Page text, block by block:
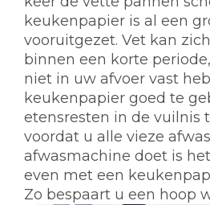
keukenpapier is al een
vooruitgezet. Vet kan
binnen een korte
niet in uw afvoer vast
keukenpapier goed te
etensresten in de vuilnis
voordat u alle vieze
afwasmachine doet is
even met een
Zo bespaart u een hoop